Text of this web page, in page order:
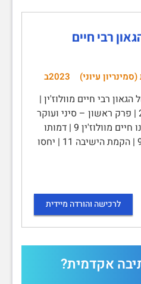
רבי חיים
עיוני) 2023ב
רבי חיים מוולוז'ין |
תוכן | הקדמה 1 | מבוא 2 | פרק ראשון – סיני ועוקר
הרים 3 | פרק שני – רבינו חיים מוולוז'ין 9 | דמותו
של רבינו חיים מוולוז'ין 9 | הקמת הישיבה 11 | יחסו
לרכישה והורדה מיידית
אקדמית?